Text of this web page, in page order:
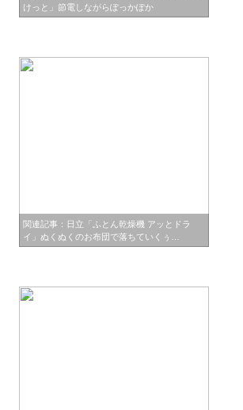
けっと」節電しながらぽっかぽか
関連記事：日立「ふとん乾燥機 アッとドラ
イ」ぬくぬくのお布団で落ちていくぅ…